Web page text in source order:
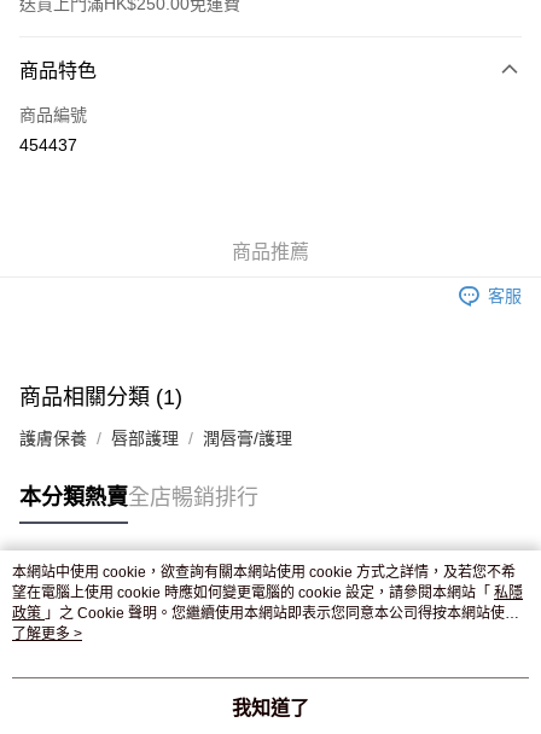
信用卡
Apple Pay
付款後門市自取，訂單確認後2-4個工作天到店，7天內取。逾期後
商品特色
商品編號
454437
商品推薦
客服
商品相關分類 (1)
護膚保養 唇部護理 潤唇膏/護理
本分類熱賣全店暢銷排行
熱門標籤
熱銷排行
本網站中使用 cookie，欲查詢有關本網站使用 cookie 方式之詳情，及若您不希
望在電腦上使用 cookie 時應如何變更電腦的 cookie 設定，請參閱本網站「 私隱
政策 」之 Cookie 聲明。您繼續使用本網站即表示您同意本公司得按本網站使用
條款之 Cookie 聲明使用 cookie。
了解更多 >
我知道了